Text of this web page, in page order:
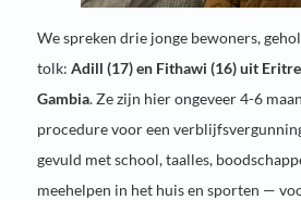
We spreken drie jonge bewoners,
tolk: Adill (17) en Fithawi (16) uit
Gambia. Ze zijn hier ongeveer 4-6
procedure voor een
gevuld met school, taalles,
meehelpen in het huis en sporten —